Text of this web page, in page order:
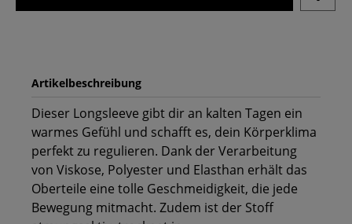
Artikelbeschreibung
Dieser Longsleeve gibt dir an kalten Tagen ein
warmes Gefühl und schafft es, dein Körperklima
perfekt zu regulieren. Dank der Verarbeitung
von Viskose, Polyester und Elasthan erhält das
Oberteile eine tolle Geschmeidigkeit, die jede
Bewegung mitmacht. Zudem ist der Stoff